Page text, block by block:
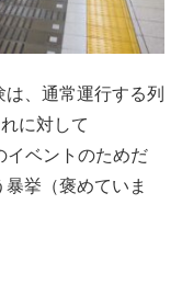
、通常運行する列
に対して
イベントのためだ
挙（褒めていま